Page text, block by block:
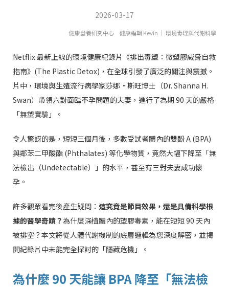
2026-03-17
健康營養研究中心 健康編輯 Kevin ｜ 環境毒理與代謝科學
Netflix 最新上線的環境健康紀錄片《排出毒塑：微塑膠威脅自救
指南》(The Plastic Detox)，在全球引發了廣泛的關注與震撼。
片中，環境與生殖流行病學家莎娜·斯旺博士（Dr. Shanna H.
Swan）帶領六對面臨不孕問題的夫妻，進行了為期 90 天的嚴格
「無塑實驗」。
令人驚訝的是，短短三個月後，多數受試者體內的雙酚 A (BPA)
與鄰苯二甲酸酯 (Phthalates) 等化學物質，竟然大幅下降至「無
法檢出（Undetectable）」的水平，甚至有三對夫妻成功懷
孕。
許多觀眾看完後產生疑問： 這究竟是節目效果，還是具備科學根
據的醫學奇蹟？為什麼深植體內的塑膠毒素，能在短短 90 天內
被排空？本文將從人體代謝機制的底層邏輯為您深度解密，並揭
開紀錄片中未能完全探討的「隱藏危機」。
為什麼 90 天能讓 BPA 降至「無法檢